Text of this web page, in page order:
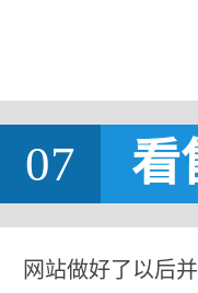
07 看
网站做好了以后